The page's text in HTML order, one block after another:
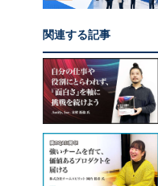
関連する記事